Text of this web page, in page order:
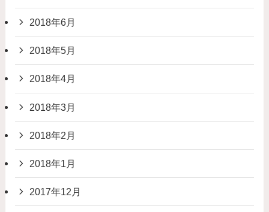
2018年6月
2018年5月
2018年4月
2018年3月
2018年2月
2018年1月
2017年12月